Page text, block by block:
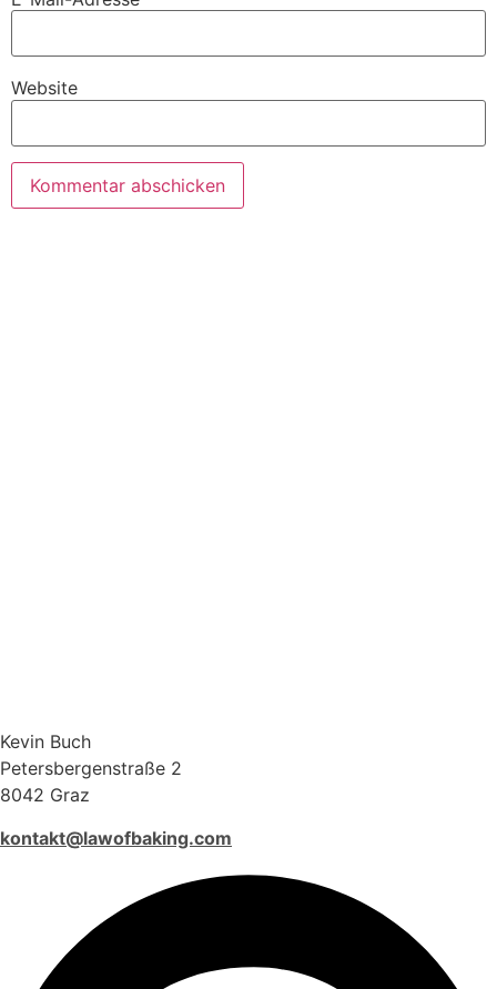
Website
Kevin Buch
Petersbergenstraße 2
8042 Graz
kontakt@lawofbaking.com